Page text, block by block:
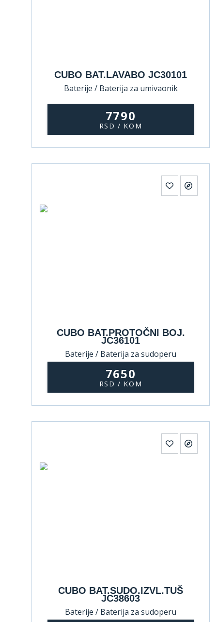
CUBO BAT.LAVABO JC30101
Baterije / Baterija za umivaonik
7790
RSD / KOM
CUBO BAT.PROTOČNI BOJ.
JC36101
Baterije / Baterija za sudoperu
7650
RSD / KOM
CUBO BAT.SUDO.IZVL.TUŠ
JC38603
Baterije / Baterija za sudoperu